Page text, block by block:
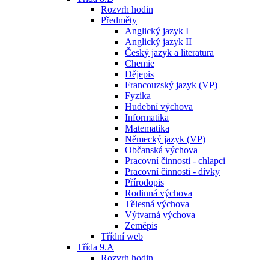
Rozvrh hodin
Předměty
Anglický jazyk I
Anglický jazyk II
Český jazyk a literatura
Chemie
Dějepis
Francouzský jazyk (VP)
Fyzika
Hudební výchova
Informatika
Matematika
Německý jazyk (VP)
Občanská výchova
Pracovní činnosti - chlapci
Pracovní činnosti - dívky
Přírodopis
Rodinná výchova
Tělesná výchova
Výtvarná výchova
Zeměpis
Třídní web
Třída 9.A
Rozvrh hodin